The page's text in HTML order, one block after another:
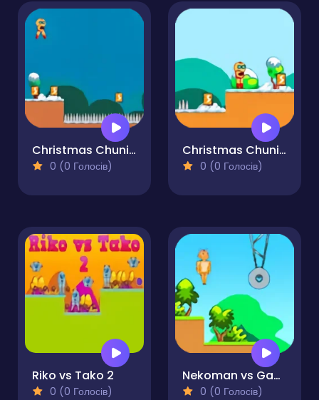
Christmas Chuni Bot 2
0 (0 Голосів)
Christmas Chuni Bot
0 (0 Голосів)
Riko vs Tako 2
0 (0 Голосів)
Nekoman vs Gangster
0 (0 Голосів)